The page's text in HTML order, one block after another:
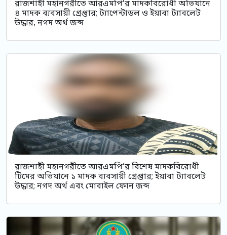
রাজশাহী মহানগরীতে আরএমপি’র মাদকবিরোধী অভিযানে
৪ মাদক ব্যবসায়ী গ্রেপ্তার; ট্যাপেন্টাডল ও ইয়াবা ট্যাবলেট
উদ্ধার, নগদ অর্থ জব্দ
রাজশাহী মহানগরীতে আরএমপি’র বিশেষ মাদকবিরোধী
টিমের অভিযানে ১ মাদক ব্যবসায়ী গ্রেপ্তার; ইয়াবা ট্যাবলেট
উদ্ধার; নগদ অর্থ এবং মোবাইল ফোন জব্দ